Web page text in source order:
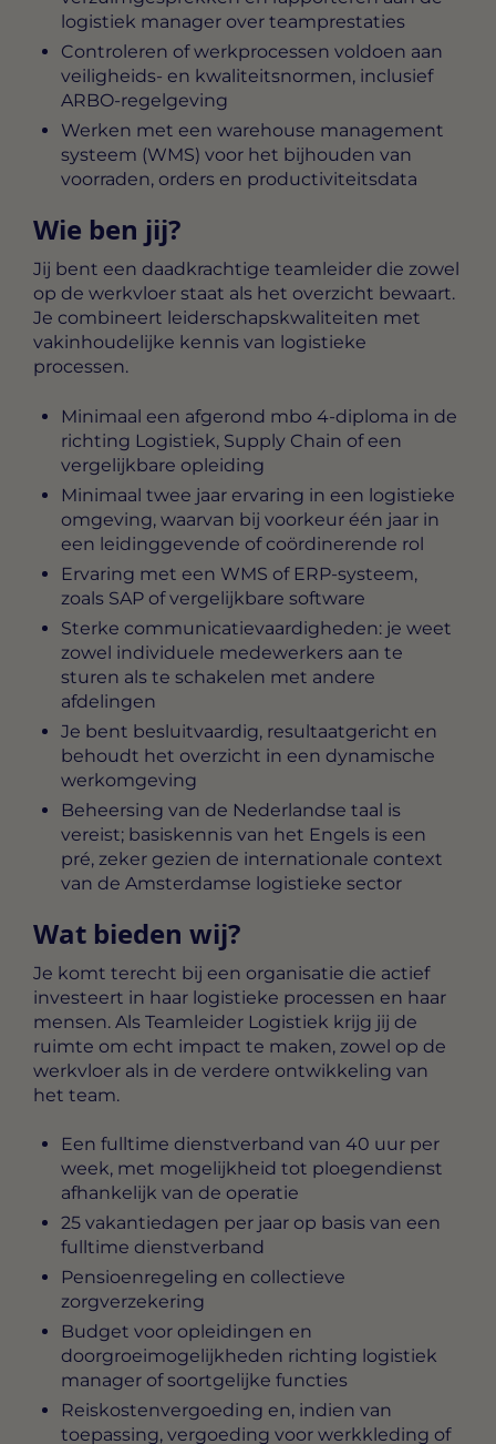
logistiek manager over teamprestaties
Controleren of werkprocessen voldoen aan
veiligheids- en kwaliteitsnormen, inclusief
ARBO-regelgeving
Werken met een warehouse management
systeem (WMS) voor het bijhouden van
voorraden, orders en productiviteitsdata
Wie ben jij?
Jij bent een daadkrachtige teamleider die zowel
op de werkvloer staat als het overzicht bewaart.
Je combineert leiderschapskwaliteiten met
vakinhoudelijke kennis van logistieke
processen.
Minimaal een afgerond mbo 4-diploma in de
richting Logistiek, Supply Chain of een
vergelijkbare opleiding
Minimaal twee jaar ervaring in een logistieke
omgeving, waarvan bij voorkeur één jaar in
een leidinggevende of coördinerende rol
Ervaring met een WMS of ERP-systeem,
zoals SAP of vergelijkbare software
Sterke communicatievaardigheden: je weet
zowel individuele medewerkers aan te
sturen als te schakelen met andere
afdelingen
Je bent besluitvaardig, resultaatgericht en
behoudt het overzicht in een dynamische
werkomgeving
Beheersing van de Nederlandse taal is
vereist; basiskennis van het Engels is een
pré, zeker gezien de internationale context
van de Amsterdamse logistieke sector
Wat bieden wij?
Je komt terecht bij een organisatie die actief
investeert in haar logistieke processen en haar
mensen. Als Teamleider Logistiek krijg jij de
ruimte om echt impact te maken, zowel op de
werkvloer als in de verdere ontwikkeling van
het team.
Een fulltime dienstverband van 40 uur per
week, met mogelijkheid tot ploegendienst
afhankelijk van de operatie
25 vakantiedagen per jaar op basis van een
fulltime dienstverband
Pensioenregeling en collectieve
zorgverzekering
Budget voor opleidingen en
doorgroeimogelijkheden richting logistiek
manager of soortgelijke functies
Reiskostenvergoeding en, indien van
toepassing, vergoeding voor werkkleding of